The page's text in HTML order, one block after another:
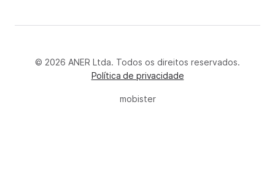
© 2026 ANER Ltda. Todos os direitos reservados.
Política de privacidade
mobister